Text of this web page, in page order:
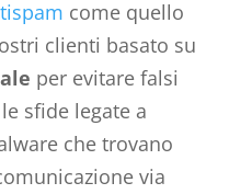
come quello
clienti basato su
per evitare falsi
sfide legate a
che trovano
via